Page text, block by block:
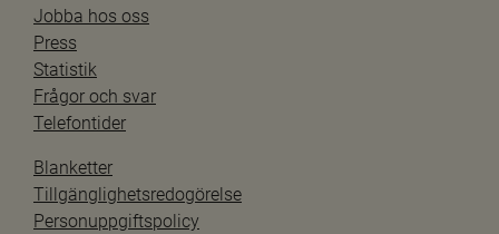
Jobba hos oss
Press
Statistik
Frågor och svar
Telefontider
Blanketter
Tillgänglighetsredogörelse
Personuppgiftspolicy